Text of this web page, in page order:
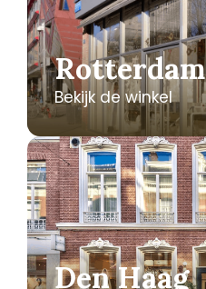
Rotterdam
Bekijk de winkel
Den Haag